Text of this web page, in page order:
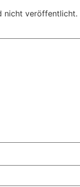
nicht veröffentlicht.